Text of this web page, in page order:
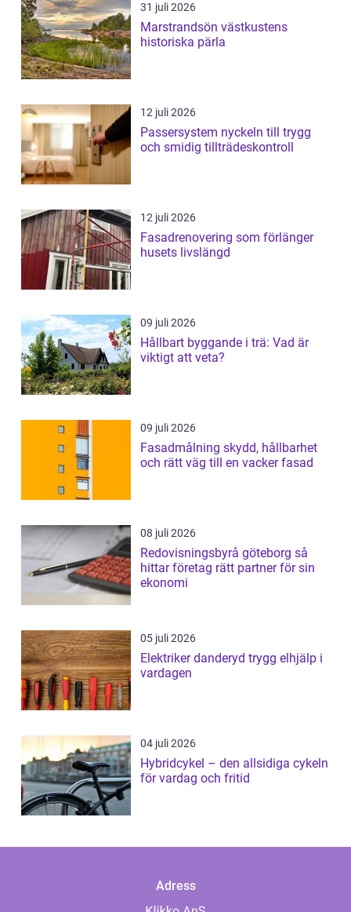
31 juli 2026
Marstrandsön västkustens
historiska pärla
12 juli 2026
Passersystem nyckeln till trygg
och smidig tillträdeskontroll
12 juli 2026
Fasadrenovering som förlänger
husets livslängd
09 juli 2026
Hållbart byggande i trä: Vad är
viktigt att veta?
09 juli 2026
Fasadmålning skydd, hållbarhet
och rätt väg till en vacker fasad
08 juli 2026
Redovisningsbyrå göteborg så
hittar företag rätt partner för sin
ekonomi
05 juli 2026
Elektriker danderyd trygg elhjälp i
vardagen
04 juli 2026
Hybridcykel – den allsidiga cykeln
för vardag och fritid
Adress